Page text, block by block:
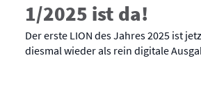
1/2025 ist da!
Der erste LION des Jahres 2025 ist
diesmal wieder als rein digitale